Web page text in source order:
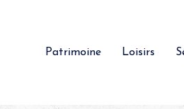
Patrimoine Loisirs